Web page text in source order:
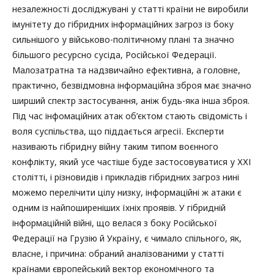
незалежності досліджувані у статті країни не виробили
імунітету до гібридних інформаційних загроз із боку
сильнішого у військово-політичному плані та значно
більшого ресурсно сусіда, Російської Федерації.
Малозатратна та надзвичайно ефективна, а головне,
практично, безвідмовна інформаційна зброя має значно
ширший спектр застосування, аніж будь-яка інша зброя.
Під час інфомаційних атак об’єктом стають свідомість і
воля суспільства, що піддається агресії. Експерти
називають гібридну війну таким типом воєнного
конфлікту, який усе частіше буде застосовуватися у ХХІ
столітті, і різновидів і прикладів гібридних загроз нині
можемо перелічити цілу низку, інформаційні ж атаки є
одним із найпоширеніших їхніх проявів. У гібридній
інформаційній війні, що велася з боку Російської
Федерації на Грузію й Україну, є чимало спільного, як,
власне, і причина: обраний аналізованими у статті
країнами європейський вектор економічного та